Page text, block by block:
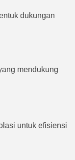
dukungan
mendukung
untuk efisiensi